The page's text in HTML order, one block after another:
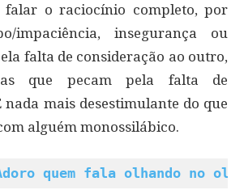
falar o raciocínio completo, por
impaciência, insegurança ou
falta de consideração ao outro,
que pecam pela falta de
nada mais desestimulante do que
alguém monossilábico.
quem fala olhando no